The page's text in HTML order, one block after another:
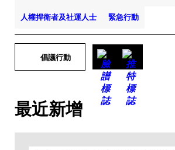
人權捍衛者及社運人士 緊急行動
倡議行動
最近新增